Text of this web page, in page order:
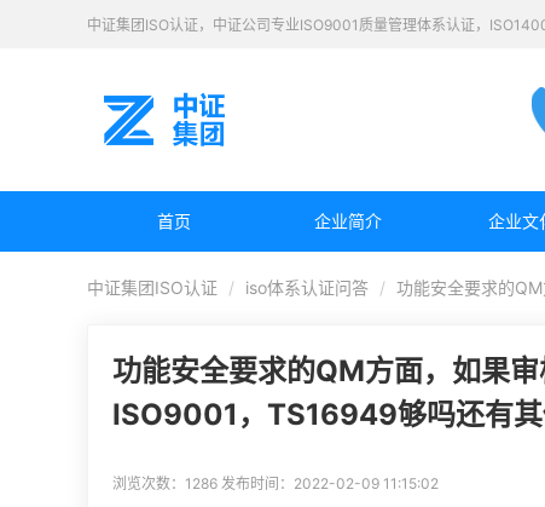
中证集团ISO认证，中证公司专业ISO9001质量管理体系认证，
首页 企业简介 企业文
中证集团ISO认证 iso体系认证问答 功能安全要求的
功能安全要求的QM方面，如果
ISO9001，TS16949够吗还有
浏览次数：1286 发布时间：2022-02-09 11:15:02